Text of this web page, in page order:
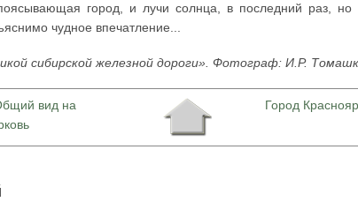
город, и лучи солнца, в последний раз,
чудное впечатление...
сибирской железной дороги». Фотограф: И.Р.
вид на
Город